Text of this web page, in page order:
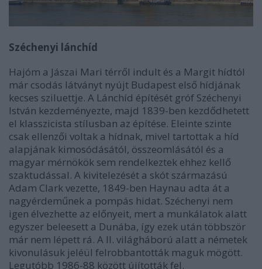
Széchenyi lánchíd
Hajóm a Jászai Mari térről indult és a Margit hídtól
már csodás látványt nyújt Budapest első hídjának
kecses sziluettje. A Lánchíd építését gróf Széchenyi
István kezdeményezte, majd 1839-ben kezdődhetett
el klasszicista stílusban az építése. Eleinte szinte
csak ellenzői voltak a hídnak, mivel tartottak a híd
alapjának kimosódásától, összeomlásától és a
magyar mérnökök sem rendelkeztek ehhez kellő
szaktudással. A kivitelezését a skót származású
Adam Clark vezette, 1849-ben Haynau adta át a
nagyérdeműnek a pompás hidat. Széchenyi nem
igen élvezhette az előnyeit, mert a munkálatok alatt
egyszer beleesett a Dunába, így ezek után többször
már nem lépett rá. A II. világháború alatt a németek
kivonulásuk jeléül felrobbantották maguk mögött.
Legutóbb 1986-88 között újították fel.